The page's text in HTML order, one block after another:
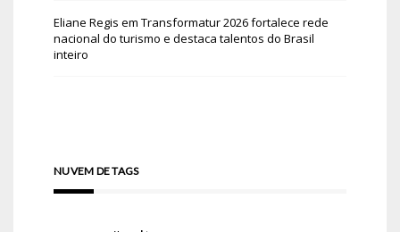
Eliane Regis em Transformatur 2026 fortalece rede
nacional do turismo e destaca talentos do Brasil
inteiro
NUVEM DE TAGS